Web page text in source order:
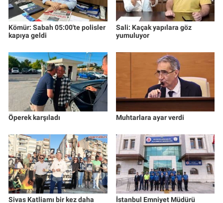
Kömür: Sabah 05:00'te polisler
kapıya geldi
Sali: Kaçak yapılara göz
yumuluyor
Öperek karşıladı Muhtarlara ayar verdi
Sivas Katliamı bir kez daha
İstanbul Emniyet Müdürü